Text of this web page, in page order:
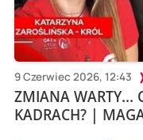
9 Czerwiec 2026, 12:43
ZMIANA WARTY...
KADRACH? |